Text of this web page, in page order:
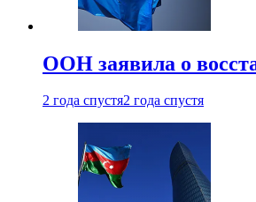
ООН заявила о
2 года спустя2 года спустя